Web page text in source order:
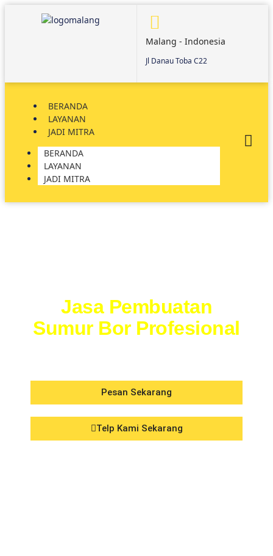
Malang - Indonesia
Jl Danau Toba C22
BERANDA
LAYANAN
JADI MITRA
BERANDA
LAYANAN
JADI MITRA
Jasa Pembuatan
Sumur Bor Profesional
Pesan Sekarang
Telp Kami Sekarang